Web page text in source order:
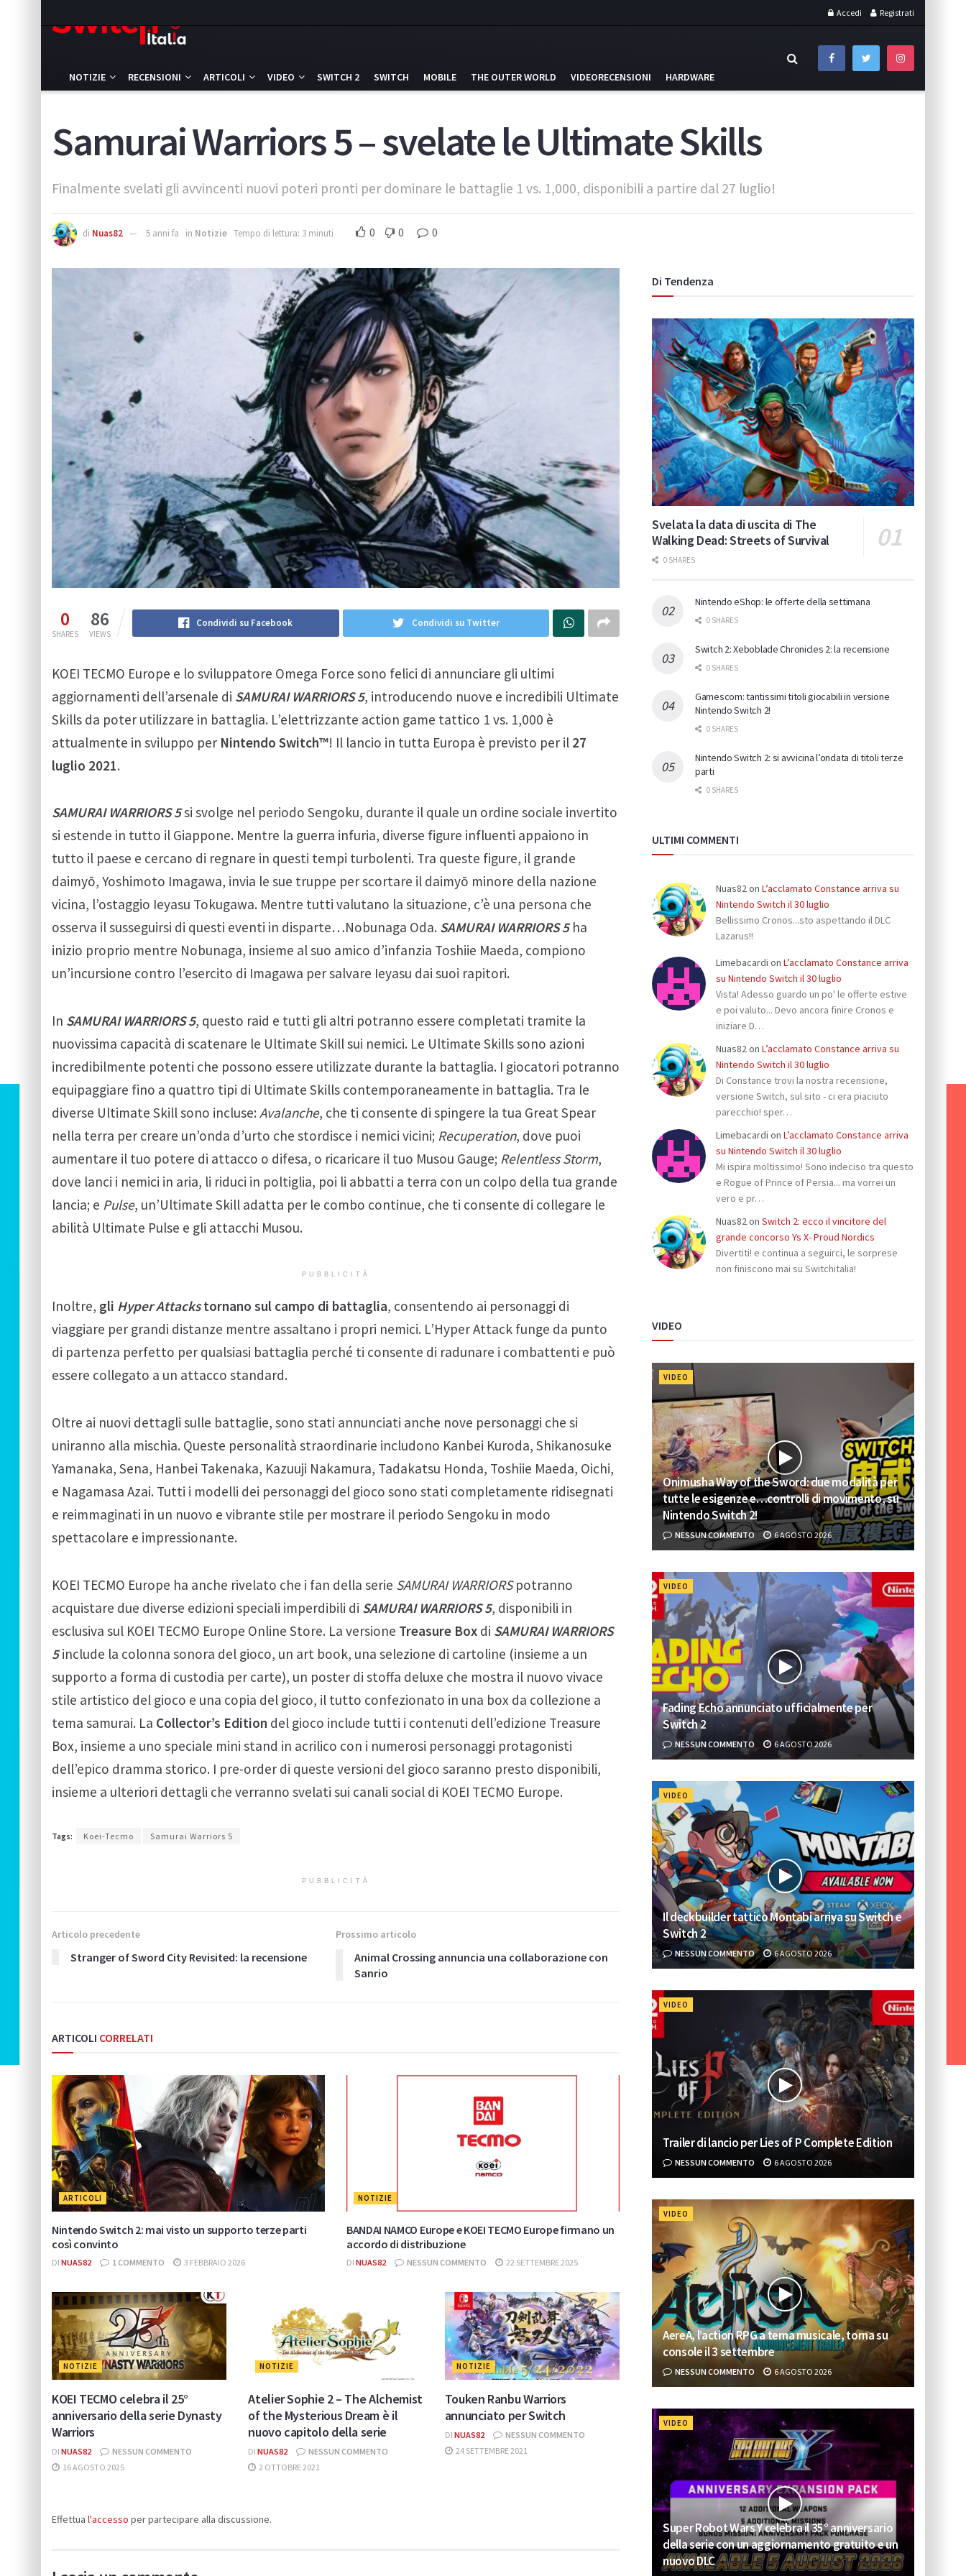
Accedi Registrati
NOTIZIE RECENSIONI ARTICOLI VIDEO SWITCH 2 SWITCH MOBILE THE OUTER WORLD VIDEORECENSIONI HARDWARE
Samurai Warriors 5 – svelate le Ultimate Skills
Finalmente svelati gli avvincenti nuovi poteri pronti per dominare le battaglie 1 vs. 1,000, disponibili a partire dal 27 luglio!
di Nuas82 5 anni fa in Notizie Tempo di lettura: 3 minuti 0 0 0
0
SHARES
86
VIEWS
Condividi su Facebook Condividi su Twitter
KOEI TECMO Europe e lo sviluppatore Omega Force sono felici di annunciare gli ultimi
aggiornamenti dell’arsenale di SAMURAI WARRIORS 5, introducendo nuove e incredibili Ultimate
Skills da poter utilizzare in battaglia. L’elettrizzante action game tattico 1 vs. 1,000 è
attualmente in sviluppo per Nintendo Switch™! Il lancio in tutta Europa è previsto per il 27
luglio 2021.
SAMURAI WARRIORS 5si svolge nel periodo Sengoku, durante il quale un ordine sociale invertito
si estende in tutto il Giappone. Mentre la guerra infuria, diverse figure influenti appaiono in
tutto il paese e cercano di regnare in questi tempi turbolenti. Tra queste figure, il grande
daimyō, Yoshimoto Imagawa, invia le sue truppe per scortare il daimyō minore della nazione
vicina, l’ostaggio Ieyasu Tokugawa. Mentre tutti valutano la situazione, c’è una persona che
osserva il susseguirsi di questi eventi in disparte…Nobunaga Oda. SAMURAI WARRIORS 5ha
inizio proprio mentre Nobunaga, insieme al suo amico d’infanzia Toshiie Maeda, compiono
un’incursione contro l’esercito di Imagawa per salvare Ieyasu dai suoi rapitori.
In SAMURAI WARRIORS 5, questo raid e tutti gli altri potranno essere completati tramite la
nuovissima capacità di scatenare le Ultimate Skill sui nemici. Le Ultimate Skills sono azioni
incredibilmente potenti che possono essere utilizzate durante la battaglia. I giocatori potranno
equipaggiare fino a quattro tipi di Ultimate Skills contemporaneamente in battaglia. Tra le
diverse Ultimate Skill sono incluse: Avalanche, che ti consente di spingere la tua Great Spear
nella terra per creare un’onda d’urto che stordisce i nemici vicini; Recuperation, dove puoi
aumentare il tuo potere di attacco o difesa, o ricaricare il tuo Musou Gauge; Relentless Storm,
dove lanci i nemici in aria, li riduci in poltiglia, poi li abbatti a terra con un colpo della tua grande
lancia; e Pulse, un’Ultimate Skill adatta per le combo continue, che ti consente di collegare le
abilità Ultimate Pulse e gli attacchi Musou.
PUBBLICITÀ
Inoltre, gli Hyper Attackstornano sul campo di battaglia, consentendo ai personaggi di
viaggiare per grandi distanze mentre assaltano i propri nemici. L’Hyper Attack funge da punto
di partenza perfetto per qualsiasi battaglia perché ti consente di radunare i combattenti e può
essere collegato a un attacco standard.
Oltre ai nuovi dettagli sulle battaglie, sono stati annunciati anche nove personaggi che si
uniranno alla mischia. Queste personalità straordinarie includono Kanbei Kuroda, Shikanosuke
Yamanaka, Sena, Hanbei Takenaka, Kazuuji Nakamura, Tadakatsu Honda, Toshiie Maeda, Oichi,
e Nagamasa Azai. Tutti i modelli dei personaggi del gioco sono stati completamente ridisegnati
e reimmaginati in un nuovo e vibrante stile per mostrare il periodo Sengoku in modo
spettacolare e impressionante.
KOEI TECMO Europe ha anche rivelato che i fan della serie SAMURAI WARRIORSpotranno
acquistare due diverse edizioni speciali imperdibili di SAMURAI WARRIORS 5, disponibili in
esclusiva sul KOEI TECMO Europe Online Store. La versione Treasure Box di SAMURAI WARRIORS
5include la colonna sonora del gioco, un art book, una selezione di cartoline (insieme a un
supporto a forma di custodia per carte), un poster di stoffa deluxe che mostra il nuovo vivace
stile artistico del gioco e una copia del gioco, il tutto confezionato in una box da collezione a
tema samurai. La Collector’s Edition del gioco include tutti i contenuti dell’edizione Treasure
Box, insieme a uno speciale mini stand in acrilico con i numerosi personaggi protagonisti
dell’epico dramma storico. I pre-order di queste versioni del gioco saranno presto disponibili,
insieme a ulteriori dettagli che verranno svelati sui canali social di KOEI TECMO Europe.
Tags: Koei-Tecmo Samurai Warriors 5
PUBBLICITÀ
Articolo precedente
Stranger of Sword City Revisited: la recensione
Prossimo articolo
Animal Crossing annuncia una collaborazione con
Sanrio
ARTICOLI CORRELATI
ARTICOLI
Nintendo Switch 2: mai visto un supporto terze parti
così convinto
DI NUAS82 1 COMMENTO 3 FEBBRAIO 2026
NOTIZIE
BANDAI NAMCO Europe e KOEI TECMO Europe firmano un
accordo di distribuzione
DI NUAS82 NESSUN COMMENTO 22 SETTEMBRE 2025
NOTIZIE
KOEI TECMO celebra il 25°
anniversario della serie Dynasty
Warriors
DI NUAS82
NESSUN COMMENTO
16 AGOSTO 2025
NOTIZIE
Atelier Sophie 2 – The Alchemist
of the Mysterious Dream è il
nuovo capitolo della serie
DI NUAS82
NESSUN COMMENTO
2 OTTOBRE 2021
NOTIZIE
Touken Ranbu Warriors
annunciato per Switch
DI NUAS82
NESSUN COMMENTO
24 SETTEMBRE 2021
Effettua l'accesso per partecipare alla discussione.
Di Tendenza
Svelata la data di uscita di The
Walking Dead: Streets of Survival
0 SHARES
Nintendo eShop: le offerte della settimana
0 SHARES
Switch 2: Xeboblade Chronicles 2: la recensione
0 SHARES
Gamescom: tantissimi titoli giocabili in versione
Nintendo Switch 2!
0 SHARES
Nintendo Switch 2: si avvicina l’ondata di titoli terze
parti
0 SHARES
ULTIMI COMMENTI
Nuas82on L’acclamato Constance arriva su
Nintendo Switch il 30 luglio
Bellissimo Cronos...sto aspettando il DLC
Lazarus!!
Limebacardi on L’acclamato Constance arriva
su Nintendo Switch il 30 luglio
Vista! Adesso guardo un po' le offerte estive
e poi valuto... Devo ancora finire Cronos e
iniziare D…
Nuas82on L’acclamato Constance arriva su
Nintendo Switch il 30 luglio
Di Constance trovi la nostra recensione,
versione Switch, sul sito - ci era piaciuto
parecchio! sper…
Limebacardi on L’acclamato Constance arriva
su Nintendo Switch il 30 luglio
Mi ispira moltissimo! Sono indeciso tra questo
e Rogue of Prince of Persia... ma vorrei un
vero e pr…
Nuas82on Switch 2: ecco il vincitore del
grande concorso Ys X- Proud Nordics
Divertiti! e continua a seguirci, le sorprese
non finiscono mai su Switchitalia!
VIDEO
VIDEO
Onimusha Way of the Sword: due modalità per
tutte le esigenze e…controlli di movimento, su
Nintendo Switch 2!
NESSUN COMMENTO 6 AGOSTO 2026
VIDEO
Fading Echo annunciato ufficialmente per
Switch 2
NESSUN COMMENTO 6 AGOSTO 2026
VIDEO
Il deckbuilder tattico Montabi arriva su Switch e
Switch 2
NESSUN COMMENTO 6 AGOSTO 2026
VIDEO
Trailer di lancio per Lies of P Complete Edition
NESSUN COMMENTO 6 AGOSTO 2026
VIDEO
AereA, l’action RPG a tema musicale, torna su
console il 3 settembre
NESSUN COMMENTO 6 AGOSTO 2026
VIDEO
Super Robot Wars Y celebra il 35° anniversario
della serie con un aggiornamento gratuito e un
nuovo DLC